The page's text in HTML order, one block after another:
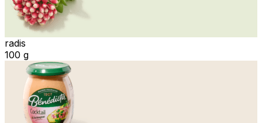
radis
100 g